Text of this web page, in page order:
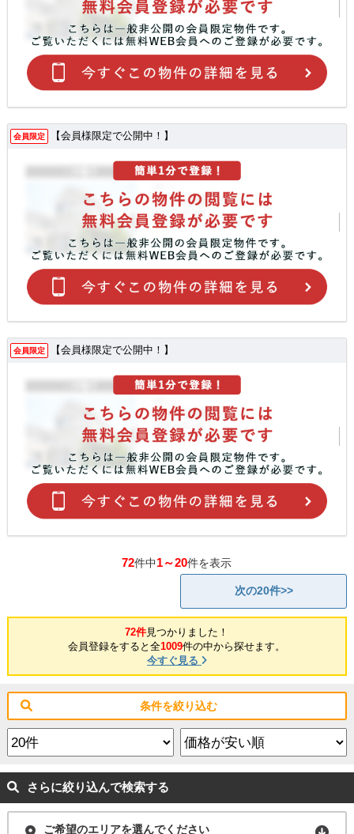
会員限定 【会員様限定で公開中！】
会員限定 【会員様限定で公開中！】
72件中1～20件を表示
次の20件>>
72件見つかりました！
会員登録をすると全1009件の中から探せます。
今すぐ見る
条件を絞り込む
さらに絞り込んで検索する
ご希望のエリアを選んでください